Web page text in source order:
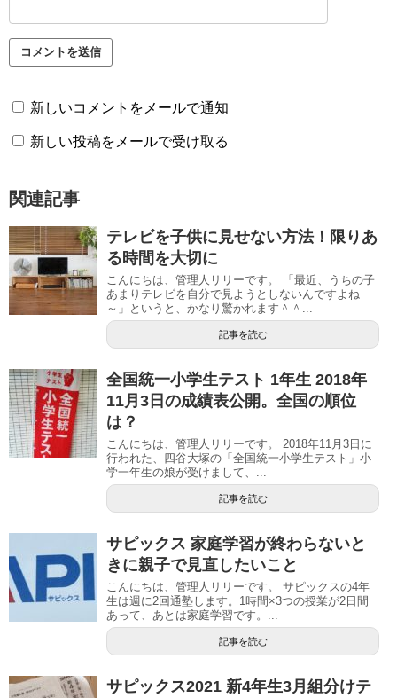
新しいコメントをメールで通知
新しい投稿をメールで受け取る
関連記事
テレビを子供に見せない方法！限りあ
る時間を大切に
こんにちは、管理人リリーです。 「最近、うちの子
あまりテレビを自分で見ようとしないんですよね
～」というと、かなり驚かれます＾＾...
記事を読む
全国統一小学生テスト 1年生 2018年
11月3日の成績表公開。全国の順位
は？
こんにちは、管理人リリーです。 2018年11月3日に
行われた、四谷大塚の「全国統一小学生テスト」小
学一年生の娘が受けまして、...
記事を読む
サピックス 家庭学習が終わらないと
きに親子で見直したいこと
こんにちは、管理人リリーです。 サピックスの4年
生は週に2回通塾します。1時間×3つの授業が2日間
あって、あとは家庭学習です。...
記事を読む
サピックス2021 新4年生3月組分けテ